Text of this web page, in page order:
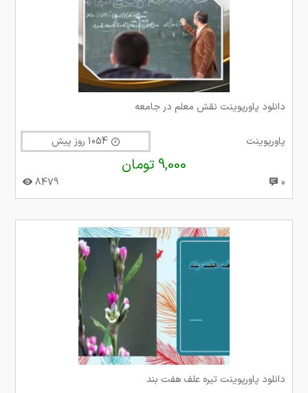
دانلود پاورپوینت نقش معلم در جامعه
پاورپوینت 1054 روز پیش
9,000 تومان
0
8479
دانلود پاورپوینت تیره علف هفت بند